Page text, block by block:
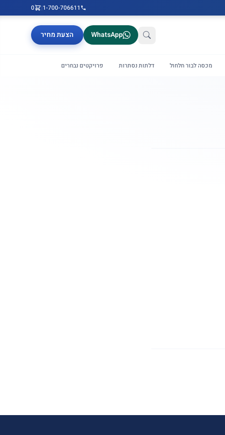
1-700-706611
|
0
WhatsApp הצעת מחיר
מכסה לבור חלחול דלתות נסתרות פרויקטים נבחרים